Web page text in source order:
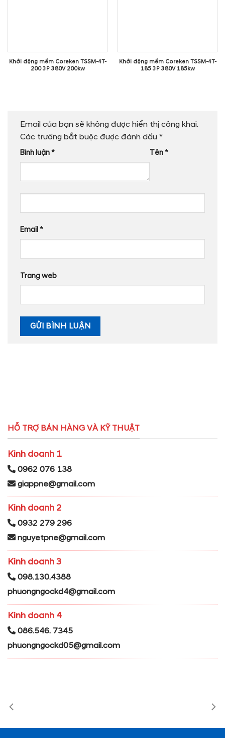
Khởi động mềm Coreken TSSM-4T-
200 3P 380V 200kw
Khởi động mềm Coreken TSSM-4T-
185 3P 380V 185kw
Email của bạn sẽ không được hiển thị công khai.
Các trường bắt buộc được đánh dấu *
Bình luận* Tên*
Email*
Trang web
HỖ TRỢ BÁN HÀNG VÀ KỸ THUẬT
Kinh doanh 1
0962 076 138
giappne@gmail.com
Kinh doanh 2
0932 279 296
nguyetpne@gmail.com
Kinh doanh 3
098.130.4388
phuongngockd4@gmail.com
Kinh doanh 4
086.546. 7345
phuongngockd05@gmail.com